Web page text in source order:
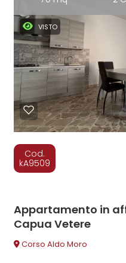
VISTO
Cod.
kA9509
Appartamento in
Capua Vetere
Corso Aldo Moro